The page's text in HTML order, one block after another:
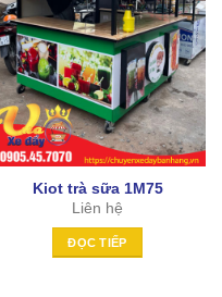
Kiot trà sữa 1M75
Liên hệ
ĐỌC TIẾP